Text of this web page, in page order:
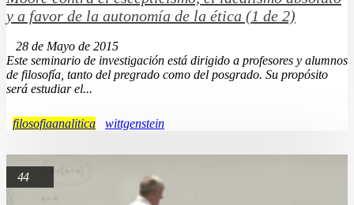
y a favor de la autonomía de la ética (1 de 2)
28 de Mayo de 2015
Este seminario de investigación está dirigido a profesores y alumnos
de filosofía, tanto del pregrado como del posgrado. Su propósito
será estudiar el...
filosofiaanalitica wittgenstein
44